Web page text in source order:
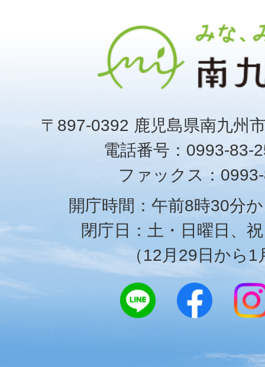
〒897-0392 鹿児島県南九州
電話番号：0993-83-
ファックス：
開庁時間：午前8時30分
閉庁日：土・日曜日、
（12月29日から1